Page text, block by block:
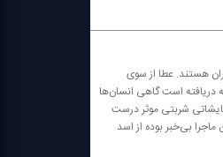
هستند. عطا از سوی
است گاهی انسان‌ها
شربتی موثر درست
بی‌خبر بوده از اسد